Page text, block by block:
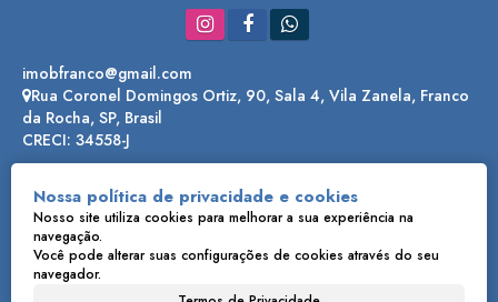
Nossa política de privacidade e cookies
Nosso site utiliza cookies para melhorar a sua experiência na
navegação.
Você pode alterar suas configurações de cookies através do seu
navegador.
imobfranco@gmail.com
Rua Coronel Domingos Ortiz, 90, Sala 4, Vila Zanela, Franco
da Rocha, SP, Brasil
CRECI: 34558-J
//Modelo 3